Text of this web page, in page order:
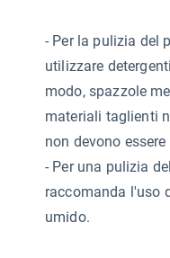
- Per la pulizia del
utilizzare
modo, spazzole
materiali taglienti
non devono
- Per una pulizia
raccomanda l'uso
umido.